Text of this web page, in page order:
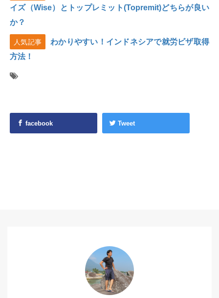
イズ（Wise）とトップレミット(Topremit)どちらが良い
か？
人気記事
わかりやすい！インドネシアで就労ビザ取得
方法！
facebook Tweet